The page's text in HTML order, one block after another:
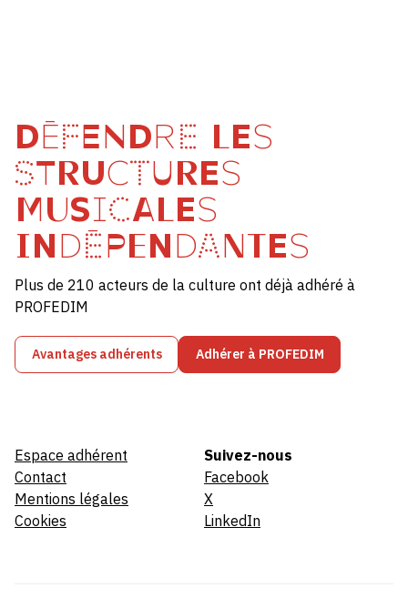
DÉFENDRE LES
STRUCTURES
MUSICALES
INDÉPENDANTES
Plus de 210 acteurs de la culture ont déjà adhéré à
PROFEDIM
Avantages adhérents Adhérer à PROFEDIM
Espace adhérent
Contact
Mentions légales
Cookies
Suivez-nous
Facebook
X
LinkedIn